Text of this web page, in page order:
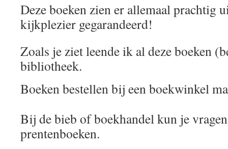
Deze boeken zien er allemaal prachtig
kijkplezier gegarandeerd!
Zoals je ziet leende ik al deze boeken
bibliotheek.
Boeken bestellen bij een boekwinkel
Bij de bieb of boekhandel kun je
prentenboeken.